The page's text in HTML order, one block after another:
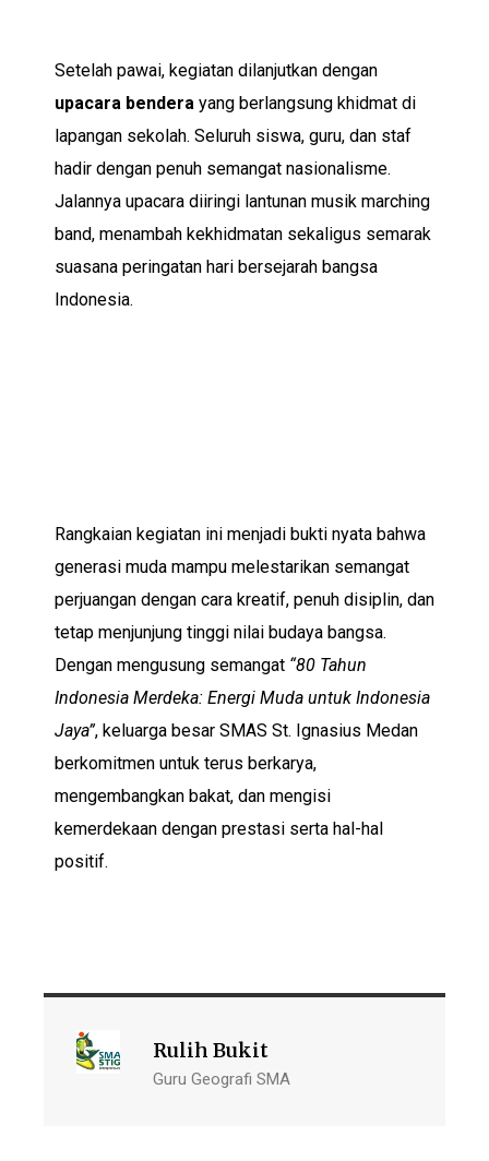
Setelah pawai, kegiatan dilanjutkan dengan
upacara bendera yang berlangsung khidmat di
lapangan sekolah. Seluruh siswa, guru, dan staf
hadir dengan penuh semangat nasionalisme.
Jalannya upacara diiringi lantunan musik marching
band, menambah kekhidmatan sekaligus semarak
suasana peringatan hari bersejarah bangsa
Indonesia.
Rangkaian kegiatan ini menjadi bukti nyata bahwa
generasi muda mampu melestarikan semangat
perjuangan dengan cara kreatif, penuh disiplin, dan
tetap menjunjung tinggi nilai budaya bangsa.
Dengan mengusung semangat “80 Tahun
Indonesia Merdeka: Energi Muda untuk Indonesia
Jaya”, keluarga besar SMAS St. Ignasius Medan
berkomitmen untuk terus berkarya,
mengembangkan bakat, dan mengisi
kemerdekaan dengan prestasi serta hal-hal
positif.
Rulih Bukit
Guru Geografi SMA